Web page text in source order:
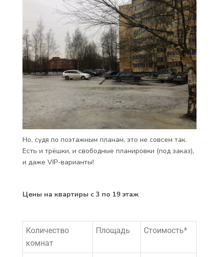
Но, судя по поэтажным планам, это не совсем так.
Есть и трёшки, и свободные планировки (под заказ),
и даже VIP-варианты!
Цены на квартиры с 3 по 19 этаж
Количество
комнат
Площадь Стоимость*